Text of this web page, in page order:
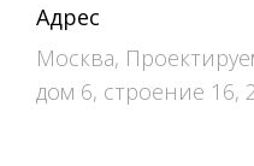
Адрес
Москва,
дом 6, строение